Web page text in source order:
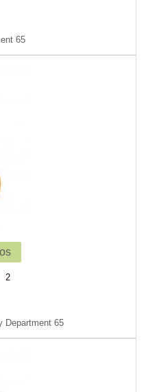
65
2
Department 65